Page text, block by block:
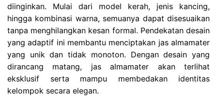
diinginkan. Mulai dari model kerah, jenis kancing,
hingga kombinasi warna, semuanya dapat disesuaikan
tanpa menghilangkan kesan formal. Pendekatan desain
yang adaptif ini membantu menciptakan jas almamater
yang unik dan tidak monoton. Dengan desain yang
dirancang matang, jas almamater akan terlihat
eksklusif serta mampu membedakan identitas
kelompok secara elegan.